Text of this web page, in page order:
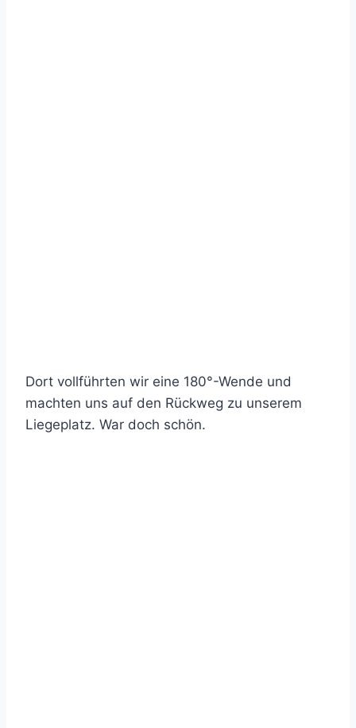
Dort vollführten wir eine 180°-Wende und
machten uns auf den Rückweg zu unserem
Liegeplatz. War doch schön.